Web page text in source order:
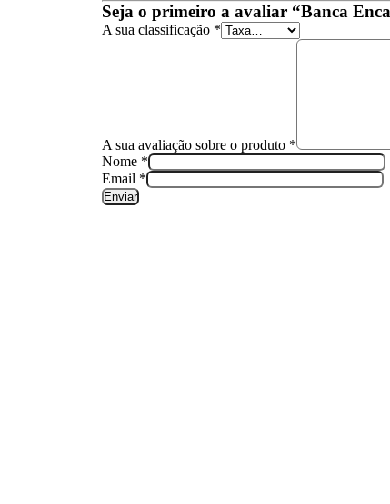
Seja o primeiro a avaliar “Banca
A sua classificação *
A sua avaliação sobre o produto *
Nome *
Email *